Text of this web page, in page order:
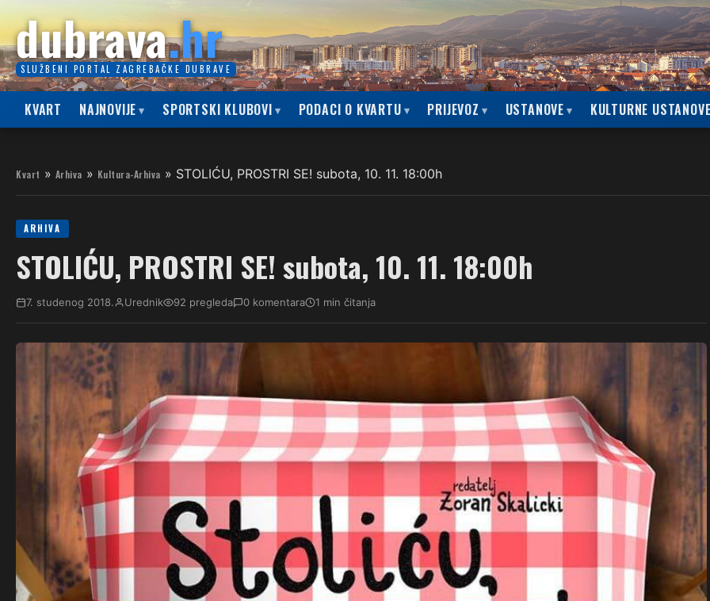
dubrava.hr
SLUŽBENI PORTAL ZAGREBAČKE DUBRAVE
KVART NAJNOVIJE SPORTSKI KLUBOVI PODACI O KVARTU PRIJEVOZ USTANOVE KULTURNE USTANOVE
Kvart » Arhiva » Kultura-Arhiva » STOLIĆU, PROSTRI SE! subota, 10. 11. 18:00h
ARHIVA
STOLIĆU, PROSTRI SE! subota, 10. 11. 18:00h
7. studenog 2018. Urednik 92 pregleda 0 komentara 1 min čitanja